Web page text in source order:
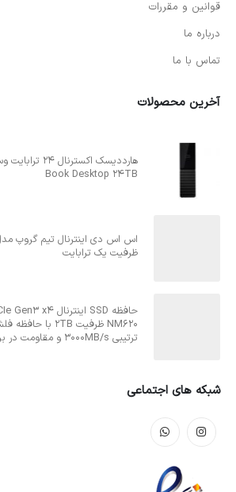
قوانین و مقررات
درباره ما
تماس با ما
آخرین محصولات
Book Desktop 24TB
ظرفیت یک ترابایت
ترتیبی 3000MB/s و مقاومت در برابر شوک
شبکه های اجتماعی